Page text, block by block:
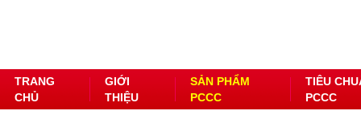
TRANG
CHỦ
GIỚI
THIỆU
SẢN PHẨM
PCCC
TIÊU
PCCC